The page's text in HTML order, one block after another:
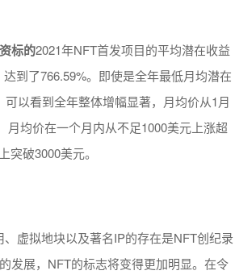
标的2021年NFT首发项目的平均潜在收益
到了766.59%。即使是全年最低月均潜在
以看到全年整体增幅显著，月均价从1月
月均价在一个月内从不足1000美元上涨超
破3000美元。
、虚拟地块以及著名IP的存在是NFT创纪录
发展，NFT的标志将变得更加明显。在令